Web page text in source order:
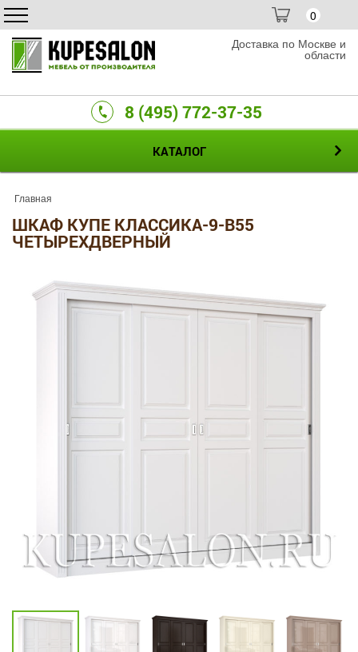
0
Доставка по Москве и
области
8 (495) 772-37-35
КАТАЛОГ
Главная
ШКАФ КУПЕ КЛАССИКА-9-B55
ЧЕТЫРЕХДВЕРНЫЙ